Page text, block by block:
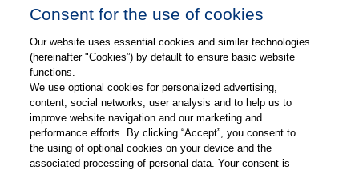
Karriere
Kontakt
Web-Semniare
Anwenderberichte
Consent for the use of cookies
Our website uses essential cookies and similar technologies
(hereinafter "Cookies”) by default to ensure basic website
functions.
We use optional cookies for personalized advertising,
content, social networks, user analysis and to help us to
improve website navigation and our marketing and
performance efforts. By clicking “Accept”, you consent to
the using of optional cookies on your device and the
associated processing of personal data. Your consent is